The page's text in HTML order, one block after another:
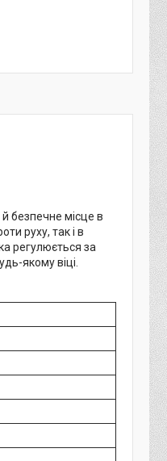
безпечне місце в
руху, так і в
регулюється за
якому віці.